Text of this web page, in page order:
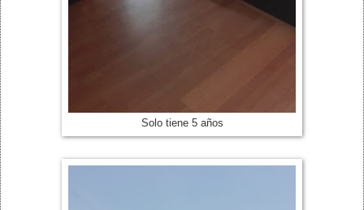
Solo tiene 5 años